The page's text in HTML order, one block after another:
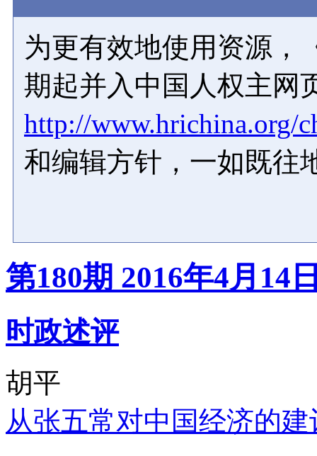
为更有效地使用资源，
期起并入中国人权主网
http://www.hrichina.org/
和编辑方针，一如既往
第180期 2016年4月14
时政述评
胡平
从张五常对中国经济的